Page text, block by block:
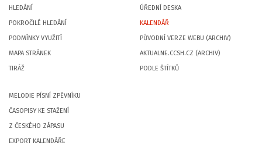
HLEDÁNÍ
POKROČILÉ HLEDÁNÍ
PODMÍNKY VYUŽITÍ
MAPA STRÁNEK
TIRÁŽ
ÚŘEDNÍ DESKA
KALENDÁŘ
PŮVODNÍ VERZE WEBU (ARCHIV)
AKTUALNE.CCSH.CZ (ARCHIV)
PODLE ŠTÍTKŮ
MELODIE PÍSNÍ ZPĚVNÍKU
ČASOPISY KE STAŽENÍ
Z ČESKÉHO ZÁPASU
EXPORT KALENDÁŘE